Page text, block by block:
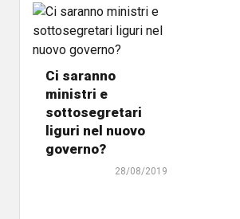
Ci saranno
ministri e
sottosegretari
liguri nel nuovo
governo?
28/08/2019